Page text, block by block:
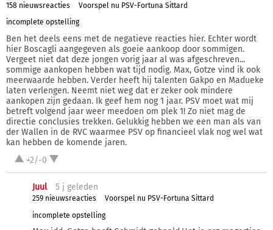
158 nieuwsreacties
Voorspel nu PSV-Fortuna Sittard
incomplete opstelling
Ben het deels eens met de negatieve reacties hier. Echter wordt
hier Boscagli aangegeven als goeie aankoop door sommigen.
Vergeet niet dat deze jongen vorig jaar al was afgeschreven...
sommige aankopen hebben wat tijd nodig. Max, Gotze vind ik ook
meerwaarde hebben. Verder heeft hij talenten Gakpo en Madueke
laten verlengen. Neemt niet weg dat er zeker ook mindere
aankopen zijn gedaan. Ik geef hem nog 1 jaar. PSV moet wat mij
betreft volgend jaar weer meedoen om plek 1! Zo niet mag de
directie conclusies trekken. Gelukkig hebben we een man als van
der Wallen in de RVC waarmee PSV op financieel vlak nog wel wat
kan hebben de komende jaren.
+2/-0
Juul 5 j geleden
259 nieuwsreacties
Voorspel nu PSV-Fortuna Sittard
incomplete opstelling